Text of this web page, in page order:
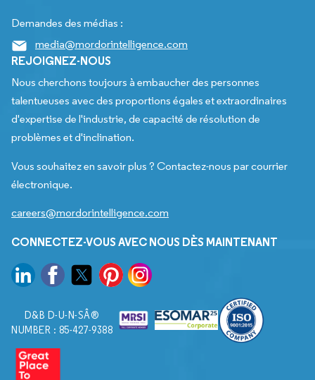
Demandes des médias :
media@mordorintelligence.com
REJOIGNEZ-NOUS
Nous cherchons toujours à embaucher des personnes
talentueuses avec des proportions égales et extraordinaires
d'expertise de l'industrie, de capacité de résolution de
problèmes et d'inclination.
Vous souhaitez en savoir plus ? Contactez-nous par courrier
électronique.
careers@mordorintelligence.com
CONNECTEZ-VOUS AVEC NOUS DÈS MAINTENANT
D&B D-U-N-SÂ®
NUMBER : 85-427-9388